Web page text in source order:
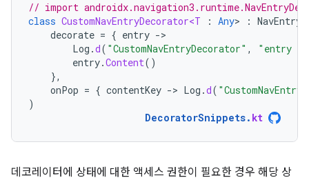
// import
class CustomNavEntryDecorator<T : Any> :
decorate = { entry -
Log .d( "CustomNavEntryDecorator" ,
"entry
entry.Content()
},
onPop = { contentKey -> Log .d(
)
DecoratorSnippets. kt
데코레이터에 상태에 대한 액세스 권한이 필요한 경우 해당 상